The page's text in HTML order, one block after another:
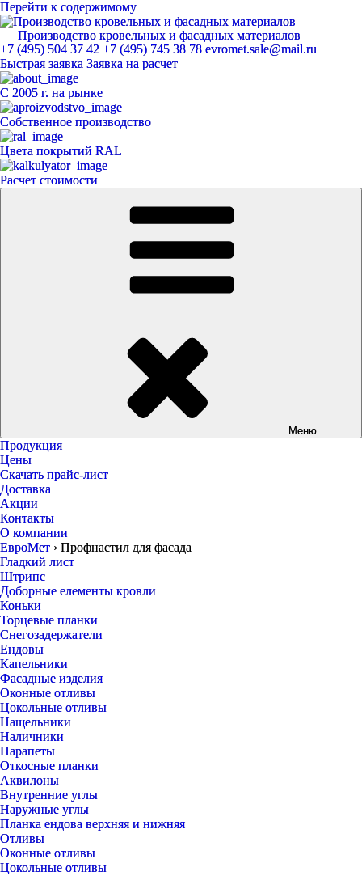
Перейти к содержимому
Производство кровельных и фасадных материалов
ЕвроМет
+7 (495) 504 37 42 +7 (495) 745 38 78 evromet.sale@mail.ru
Быстрая заявка Заявка на расчет
С 2005 г. на рынке
Собственное производство
Цвета покрытий RAL
Расчет стоимости
Меню
Продукция
Цены
Скачать прайс-лист
Доставка
Акции
Контакты
О компании
ЕвроМет › Профнастил для фасада
Гладкий лист
Штрипс
Доборные елементы кровли
Коньки
Торцевые планки
Снегозадержатели
Ендовы
Капельники
Фасадные изделия
Оконные отливы
Цокольные отливы
Нащельники
Наличники
Парапеты
Откосные планки
Аквилоны
Внутренние углы
Наружные углы
Планка ендова верхняя и нижняя
Отливы
Оконные отливы
Цокольные отливы